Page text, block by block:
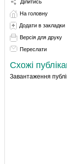
Ділитись
На головну
Додати в закладки
Версія для друку
Переслати
Схожі
Завантаження